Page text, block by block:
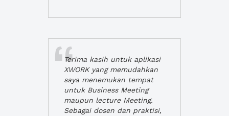
Terima kasih untuk aplikasi
XWORK yang memudahkan
saya menemukan tempat
untuk Business Meeting
maupun lecture Meeting.
Sebagai dosen dan praktisi,